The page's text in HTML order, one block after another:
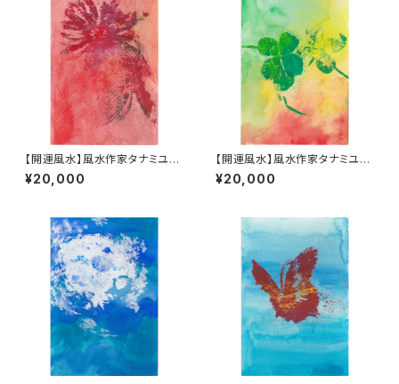
【開運風水】風水作家タナミユキ
の開運風水占い付き #006
¥20,000
【開運風水】風水作家タナミユキ
の開運風水占い付き #003
¥20,000